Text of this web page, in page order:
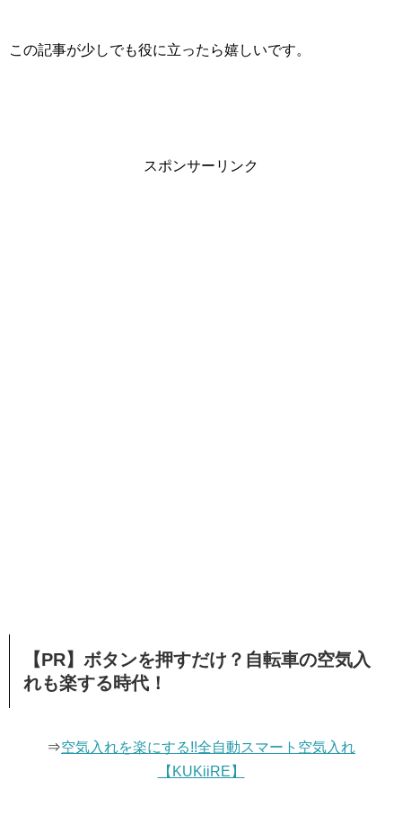
この記事が少しでも役に立ったら嬉しいです。
スポンサーリンク
【PR】ボタンを押すだけ？自転車の空気入
れも楽する時代！
⇒空気入れを楽にする!!全自動スマート空気入れ
【KUKiiRE】